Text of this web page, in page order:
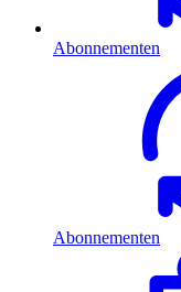
Abonnementen
Abonnementen